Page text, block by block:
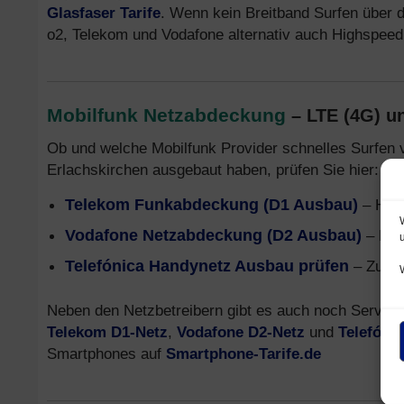
Glasfaser Tarife. Wenn kein Breitband Surfen über
o2, Telekom und Vodafone alternativ auch Highspeed
Mobilfunk Netzabdeckung – LTE (4G)
Ob und welche Mobilfunk Provider schnelles
Erlachskirchen ausgebaut haben, prüfen Sie hier:
Telekom Funkabdeckung (D1 Ausbau) –
Vodafone Netzabdeckung (D2 Ausbau) –
Telefónica Handynetz Ausbau prüfen –
Neben den Netzbetreibern gibt es auch noch
Telekom D1-Netz, Vodafone D2-Netz und
Smartphones auf Smartphone-Tarife.de